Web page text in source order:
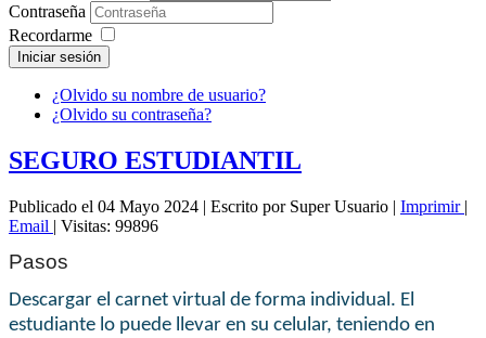
Contraseña
Recordarme
Iniciar sesión
¿Olvido su nombre de usuario?
¿Olvido su contraseña?
SEGURO ESTUDIANTIL
Publicado el 04 Mayo 2024 | Escrito por Super Usuario | Imprimir |
Email | Visitas: 99896
Pasos
Descargar el carnet virtual de forma individual. El
estudiante lo puede llevar en su celular, teniendo en